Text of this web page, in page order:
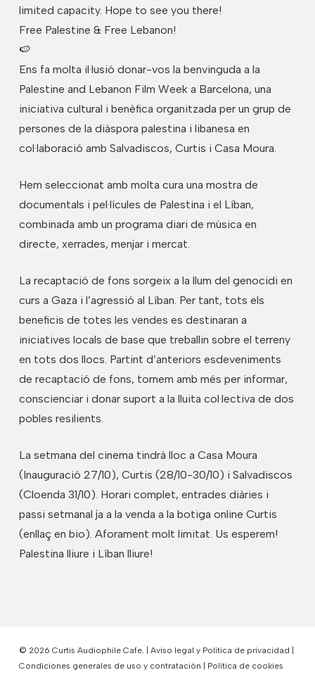
limited capacity. Hope to see you there!
Free Palestine & Free Lebanon!
🍉
Ens fa molta il·lusió donar-vos la benvinguda a la
Palestine and Lebanon Film Week a Barcelona, una
iniciativa cultural i benèfica organitzada per un grup de
persones de la diàspora palestina i libanesa en
col·laboració amb Salvadiscos, Curtis i Casa Moura.
Hem seleccionat amb molta cura una mostra de
documentals i pel·lícules de Palestina i el Líban,
combinada amb un programa diari de música en
directe, xerrades, menjar i mercat.
La recaptació de fons sorgeix a la llum del genocidi en
curs a Gaza i l’agressió al Líban. Per tant, tots els
beneficis de totes les vendes es destinaran a
iniciatives locals de base que treballin sobre el terreny
en tots dos llocs. Partint d’anteriors esdeveniments
de recaptació de fons, tornem amb més per informar,
conscienciar i donar suport a la lluita col·lectiva de dos
pobles resilients.
La setmana del cinema tindrà lloc a Casa Moura
(Inauguració 27/10), Curtis (28/10-30/10) i Salvadiscos
(Cloenda 31/10). Horari complet, entrades diàries i
passi setmanal ja a la venda a la botiga online Curtis
(enllaç en bio). Aforament molt limitat. Us esperem!
Palestina lliure i Líban lliure!
© 2026 Curtis Audiophile Cafe. | Aviso legal y Política de privacidad
Condiciones generales de uso y contratación
Política de cookies